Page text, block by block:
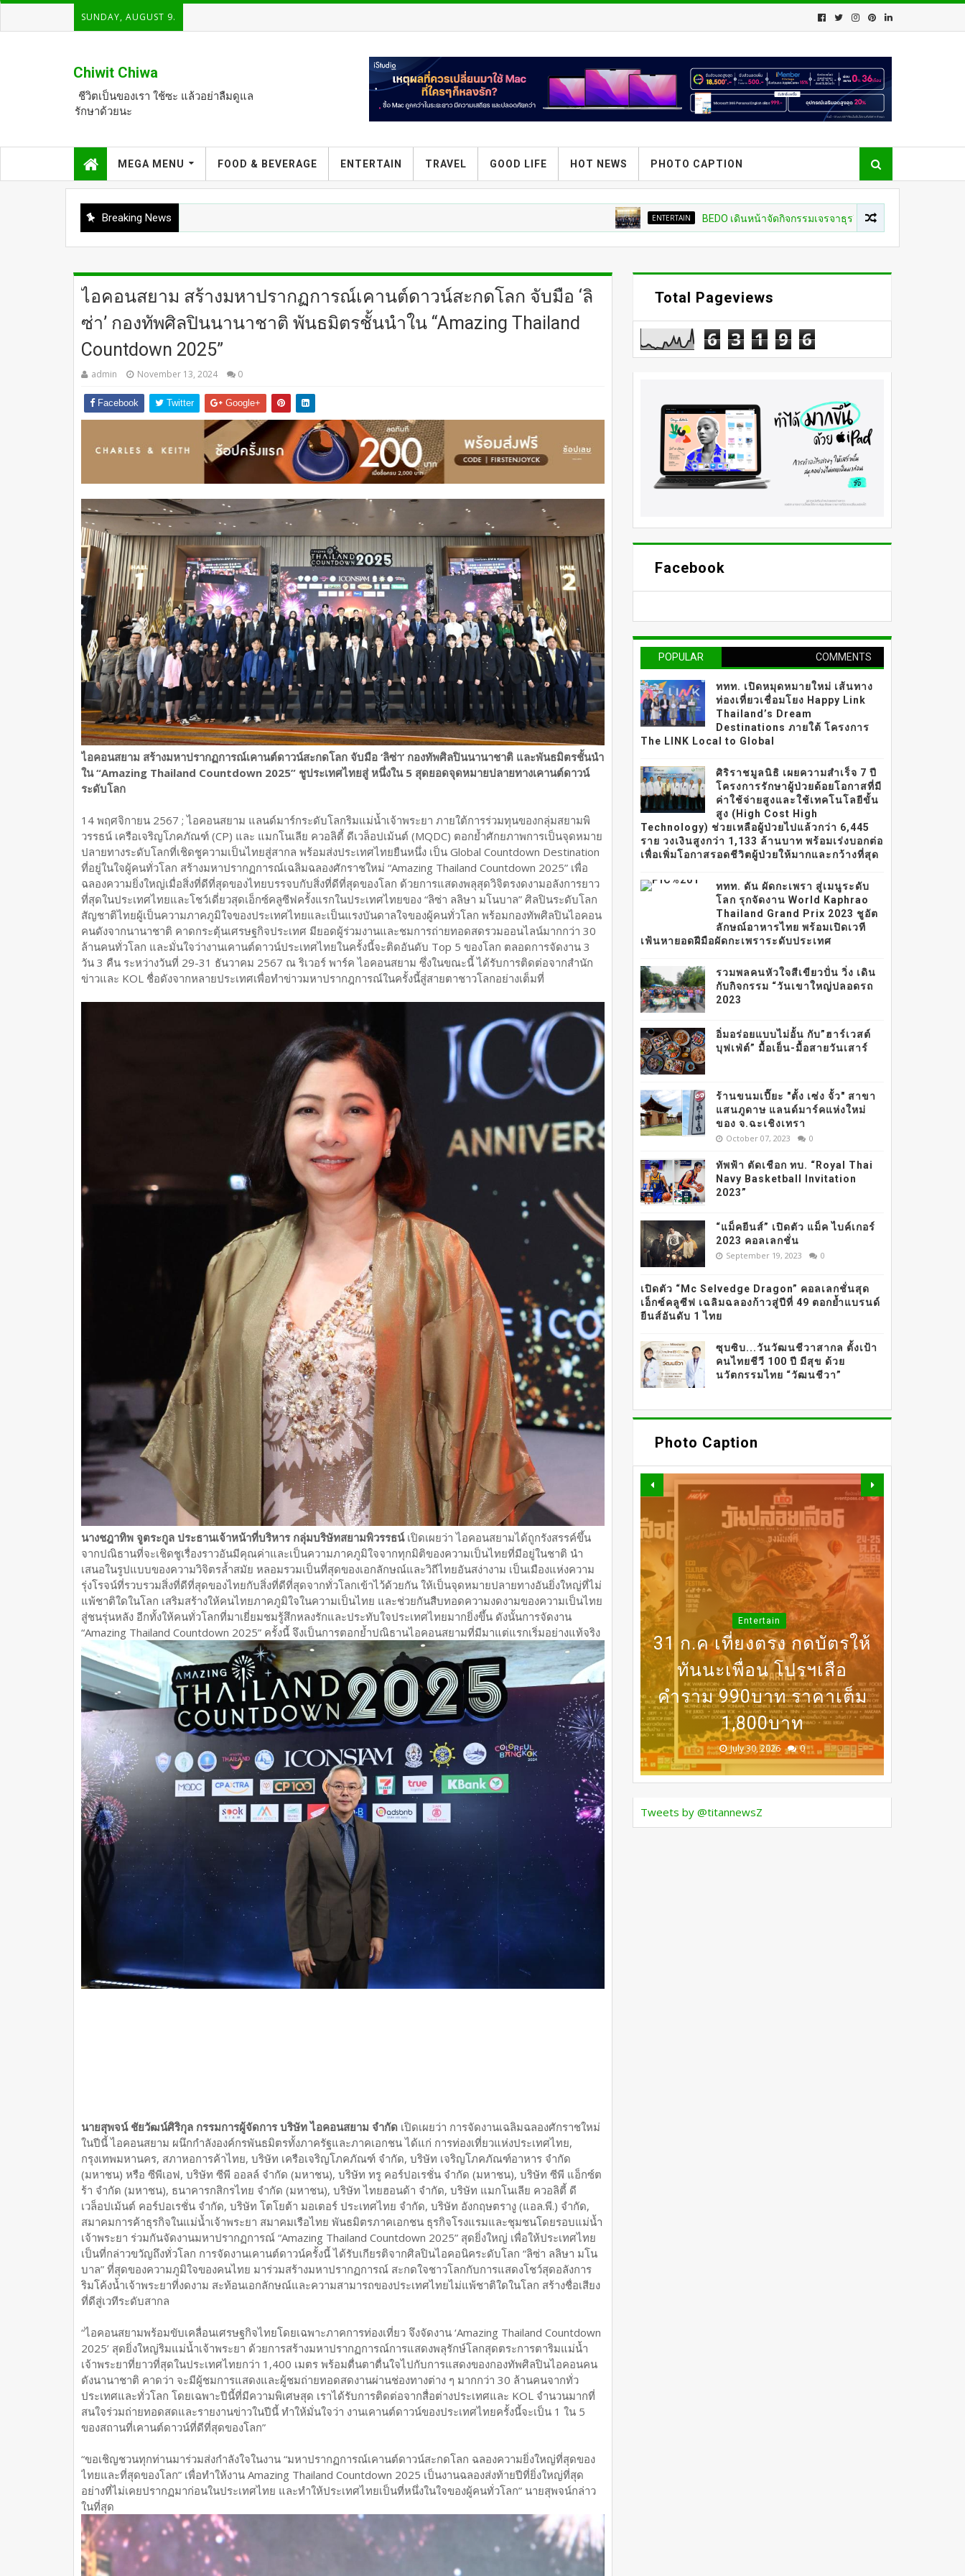
SUNDAY, AUGUST 9.
Chiwit Chiwa
ชีวิตเป็นของเรา ใช้ซะ แล้วอย่าลืมดูแล
รักษาด้วยนะ
MEGA MENU FOOD & BEVERAGE ENTERTAIN TRAVEL GOOD LIFE HOT NEWS PHOTO CAPTION
Breaking News ENTERTAIN BEDO เดินหน้าจัดกิจกรรมเจรจาธุรกิจ “BIO TRADE CONNECT 2026”
ไอคอนสยาม สร้างมหาปรากฏการณ์เคานต์ดาวน์สะกดโลก จับมือ ‘ลิ
ซ่า’ กองทัพศิลปินนานาชาติ พันธมิตรชั้นนำใน “Amazing Thailand
Countdown 2025”
admin November 13, 2024 0
Facebook Twitter Google+
ไอคอนสยาม สร้างมหาปรากฏการณ์เคานต์ดาวน์สะกดโลก จับมือ ‘ลิซ่า’ กองทัพศิลปินนานาชาติ และพันธมิตรชั้นนำ
ใน “Amazing Thailand Countdown 2025” ชูประเทศไทยสู่ หนึ่งใน 5 สุดยอดจุดหมายปลายทางเคานต์ดาวน์
ระดับโลก
14 พฤศจิกายน 2567 ; ไอคอนสยาม แลนด์มาร์กระดับโลกริมแม่น้ำเจ้าพระยา ภายใต้การร่วมทุนของกลุ่มสยามพิ
วรรธน์ เครือเจริญโภคภัณฑ์ (CP) และ แมกโนเลีย ควอลิตี้ ดีเวล็อปเม้นต์ (MQDC) ตอกย้ำศักยภาพการเป็นจุดหมาย
ปลายทางระดับโลกที่เชิดชูความเป็นไทยสู่สากล พร้อมส่งประเทศไทยยืนหนึ่ง เป็น Global Countdown Destination
ที่อยู่ในใจผู้คนทั่วโลก สร้างมหาปรากฏการณ์เฉลิมฉลองศักราชใหม่ “Amazing Thailand Countdown 2025” เพื่อ
ฉลองความยิ่งใหญ่เมื่อสิ่งที่ดีที่สุดของไทยบรรจบกับสิ่งที่ดีที่สุดของโลก ด้วยการแสดงพลุสุดวิจิตรงดงามอลังการยาว
ที่สุดในประเทศไทยและโชว์เดี่ยวสุดเอ็กซ์คลูซีฟครั้งแรกในประเทศไทยของ “ลิซ่า ลลิษา มโนบาล” ศิลปินระดับโลก
สัญชาติไทยผู้เป็นความภาคภูมิใจของประเทศไทยและเป็นแรงบันดาลใจของผู้คนทั่วโลก พร้อมกองทัพศิลปินไอคอน
คนดังจากนานาชาติ คาดกระตุ้นเศรษฐกิจประเทศ มียอดผู้ร่วมงานและชมการถ่ายทอดสดรวมออนไลน์มากกว่า 30
ล้านคนทั่วโลก และมั่นใจว่างานเคานต์ดาวน์ประเทศไทยในครั้งนี้จะติดอันดับ Top 5 ของโลก ตลอดการจัดงาน 3
วัน 3 คืน ระหว่างวันที่ 29-31 ธันวาคม 2567 ณ ริเวอร์ พาร์ค ไอคอนสยาม ซึ่งในขณะนี้ ได้รับการติดต่อจากสำนัก
ข่าวและ KOL ชื่อดังจากหลายประเทศเพื่อทำข่าวมหาปรากฎการณ์ในครั้งนี้สู่สายตาชาวโลกอย่างเต็มที่
นางชฎาทิพ จูตระกูล ประธานเจ้าหน้าที่บริหาร กลุ่มบริษัทสยามพิวรรธน์เปิดเผยว่า ไอคอนสยามได้ถูกรังสรรค์ขึ้น
จากปณิธานที่จะเชิดชูเรื่องราวอันมีคุณค่าและเป็นความภาคภูมิใจจากทุกมิติของความเป็นไทยที่มีอยู่ในชาติ นำ
เสนอในรูปแบบของความวิจิตรล้ำสมัย หลอมรวมเป็นที่สุดของเอกลักษณ์และวิถีไทยอันสง่างาม เป็นเมืองแห่งความ
รุ่งโรจน์ที่รวบรวมสิ่งที่ดีที่สุดของไทยกับสิ่งที่ดีที่สุดจากทั่วโลกเข้าไว้ด้วยกัน ให้เป็นจุดหมายปลายทางอันยิ่งใหญ่ที่ไม่
แพ้ชาติใดในโลก เสริมสร้างให้คนไทยภาคภูมิใจในความเป็นไทย และช่วยกันสืบทอดความงดงามของความเป็นไทย
สู่ชนรุ่นหลัง อีกทั้งให้คนทั่วโลกที่มาเยี่ยมชมรู้สึกหลงรักและประทับใจประเทศไทยมากยิ่งขึ้น ดังนั้นการจัดงาน
“Amazing Thailand Countdown 2025” ครั้งนี้ จึงเป็นการตอกย้ำปณิธานไอคอนสยามที่มีมาแต่แรกเริ่มอย่างแท้จริง
นายสุพจน์ ชัยวัฒน์ศิริกุล กรรมการผู้จัดการ บริษัท ไอคอนสยาม จำกัด เปิดเผยว่า การจัดงานเฉลิมฉลองศักราชใหม่
ในปีนี้ ไอคอนสยาม ผนึกกำลังองค์กรพันธมิตรทั้งภาครัฐและภาคเอกชน ได้แก่ การท่องเที่ยวแห่งประเทศไทย,
กรุงเทพมหานคร, สภาหอการค้าไทย, บริษัท เครือเจริญโภคภัณฑ์ จํากัด, บริษัท เจริญโภคภัณฑ์อาหาร จำกัด
(มหาชน) หรือ ซีพีเอฟ, บริษัท ซีพี ออลล์ จำกัด (มหาชน), บริษัท ทรู คอร์ปอเรชั่น จำกัด (มหาชน), บริษัท ซีพี แอ็กซ์ต
ร้า จำกัด (มหาชน), ธนาคารกสิกรไทย จำกัด (มหาชน), บริษัท ไทยฮอนด้า จำกัด, บริษัท แมกโนเลีย ควอลิตี้ ดี
เวล็อปเม้นต์ คอร์ปอเรชั่น จำกัด, บริษัท โตโยต้า มอเตอร์ ประเทศไทย จำกัด, บริษัท อังกฤษตรางู (แอล.พี.) จำกัด,
สมาคมการค้าธุรกิจในแม่น้ำเจ้าพระยา สมาคมเรือไทย พันธมิตรภาคเอกชน ธุรกิจโรงแรมและชุมชนโดยรอบแม่น้ำ
เจ้าพระยา ร่วมกันจัดงานมหาปรากฏการณ์ “Amazing Thailand Countdown 2025” สุดยิ่งใหญ่ เพื่อให้ประเทศไทย
เป็นที่กล่าวขวัญถึงทั่วโลก การจัดงานเคานต์ดาวน์ครั้งนี้ ได้รับเกียรติจากศิลปินไอคอนิคระดับโลก “ลิซ่า ลลิษา มโน
บาล” ที่สุดของความภูมิใจของคนไทย มาร่วมสร้างมหาปรากฏการณ์ สะกดใจชาวโลกกับการแสดงโชว์สุดอลังการ
ริมโค้งน้ำเจ้าพระยาที่งดงาม สะท้อนเอกลักษณ์และความสามารถของประเทศไทยไม่แพ้ชาติใดในโลก สร้างชื่อเสียง
ที่ดีสู่เวทีระดับสากล
“ไอคอนสยามพร้อมขับเคลื่อนเศรษฐกิจไทยโดยเฉพาะภาคการท่องเที่ยว จึงจัดงาน ‘Amazing Thailand Countdown
2025’ สุดยิ่งใหญ่ริมแม่น้ำเจ้าพระยา ด้วยการสร้างมหาปรากฏการณ์การแสดงพลุรักษ์โลกสุดตระการตาริมแม่น้ำ
เจ้าพระยาที่ยาวที่สุดในประเทศไทยกว่า 1,400 เมตร พร้อมตื่นตาตื่นใจไปกับการแสดงของกองทัพศิลปินไอคอนคน
ดังนานาชาติ คาดว่า จะมีผู้ชมการแสดงและผู้ชมถ่ายทอดสดงานผ่านช่องทางต่าง ๆ มากกว่า 30 ล้านคนจากทั่ว
ประเทศและทั่วโลก โดยเฉพาะปีนี้ที่มีความพิเศษสุด เราได้รับการติดต่อจากสื่อต่างประเทศและ KOL จำนวนมากที่
สนใจร่วมถ่ายทอดสดและรายงานข่าวในปีนี้ ทำให้มั่นใจว่า งานเคานต์ดาวน์ของประเทศไทยครั้งนี้จะเป็น 1 ใน 5
ของสถานที่เคานต์ดาวน์ที่ดีที่สุดของโลก”
“ขอเชิญชวนทุกท่านมาร่วมส่งกำลังใจในงาน “มหาปรากฏการณ์เคานต์ดาวน์สะกดโลก ฉลองความยิ่งใหญ่ที่สุดของ
ไทยและที่สุดของโลก” เพื่อทำให้งาน Amazing Thailand Countdown 2025 เป็นงานฉลองส่งท้ายปีที่ยิ่งใหญ่ที่สุด
อย่างที่ไม่เคยปรากฏมาก่อนในประเทศไทย และทำให้ประเทศไทยเป็นที่หนึ่งในใจของผู้คนทั่วโลก” นายสุพจน์กล่าว
ในที่สุด
Total Pageviews
6 3 1 9 6
Facebook
POPULAR COMMENTS
ททท. เปิดหมุดหมายใหม่ เส้นทาง
ท่องเที่ยวเชื่อมโยง Happy Link
Thailand’s Dream
Destinations ภายใต้ โครงการ
The LINK Local to Global
ศิริราชมูลนิธิ เผยความสำเร็จ 7 ปี
โครงการรักษาผู้ป่วยด้อยโอกาสที่มี
ค่าใช้จ่ายสูงและใช้เทคโนโลยีขั้น
สูง (High Cost High
Technology) ช่วยเหลือผู้ป่วยไปแล้วกว่า 6,445
ราย วงเงินสูงกว่า 1,133 ล้านบาท พร้อมเร่งบอกต่อ
เพื่อเพิ่มโอกาสรอดชีวิตผู้ป่วยให้มากและกว้างที่สุด
ททท. ดัน ผัดกะเพรา สู่เมนูระดับ
โลก รุกจัดงาน World Kaphrao
Thailand Grand Prix 2023 ชูอัต
ลักษณ์อาหารไทย พร้อมเปิดเวที
เฟ้นหายอดฝีมือผัดกะเพราระดับประเทศ
รวมพลคนหัวใจสีเขียวปั่น วิ่ง เดิน
กับกิจกรรม “วันเขาใหญ่ปลอดรถ
2023
อิ่มอร่อยแบบไม่อั้น กับ”ฮาร์เวสต์
บุฟเฟ่ต์” มื้อเย็น-มื้อสายวันเสาร์
ร้านขนมเปี๊ยะ "ตั้ง เซ่ง จั้ว" สาขา
แสนภูดาษ แลนด์มาร์คแห่งใหม่
ของ จ.ฉะเชิงเทรา
October 07, 2023 0
ทัพฟ้า ตัดเชือก ทบ. “Royal Thai
Navy Basketball Invitation
2023”
“แม็คยีนส์” เปิดตัว แม็ค ไบค์เกอร์
2023 คอลเลกชั่น
September 19, 2023 0
เปิดตัว “Mc Selvedge Dragon” คอลเลกชั่นสุด
เอ็กซ์คลูซีฟ เฉลิมฉลองก้าวสู่ปีที่ 49 ตอกย้ำแบรนด์
ยีนส์อันดับ 1 ไทย
ซุบซิบ...วันวัฒนชีวาสากล ตั้งเป้า
คนไทยชีวี 100 ปี มีสุข ด้วย
นวัตกรรมไทย “วัฒนชีวา”
Photo Caption
BEDO เดินหน้าจัดกิจกรรม
เจรจาธุรกิจ “BIO TRADE
CONNECT 2026”
August 05, 2026 0
Entertain
31 ก.ค เที่ยงตรง กดบัตรให้
ทันนะเพื่อน โปรฯเสือ
คำราม 990บาท ราคาเต็ม
1,800บาท
July 30, 2026 0
Beauty
DERMASTER X MENTOR
เปิดเวที MASTERCLASS
นานาชาติ​ แลกเปลี่ยนองค์
ความรู้ด้านศัลยกรรมความ
งาม
July 24, 2026 0
OMAZZ ตอกย้ำเทรนด์
“LONGEVITY” จัดงาน
“BEAUTY BEGINS WITH
INNER PEACE” ชวน
SONYA SINGHA -​SAMMY
COWELL ถ่ายทอดแรง
บันดาลใจสู่การดูแลตัวเอง
จากภายใน
July 24, 2026 0
DERMASTER เปิดเวทีแลก
เปลี่ยนความเชี่ยวชาญด้าน
ศัลยกรรมระดับนานาชาติ
July 24, 2026 0
Tweets by @titannewsZ